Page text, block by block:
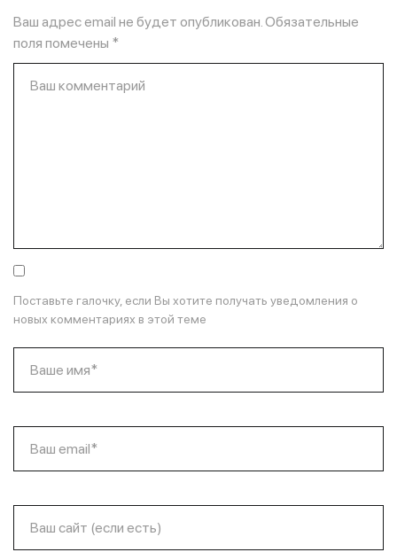
Ваш адрес email не будет опубликован.Обязательные
поля помечены *
Ваш комментарий
Поставьте галочку, если Вы хотите получать уведомления о
новых комментариях в этой теме
Ваше имя*
Ваш email*
Ваш сайт (если есть)